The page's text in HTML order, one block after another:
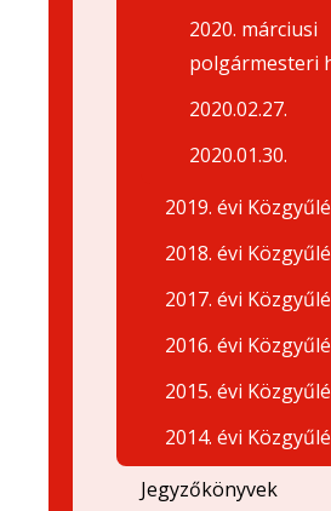
2020. márciusi
polgármesteri
2020.02.27.
2020.01.30.
2019. évi
2018. évi
2017. évi
2016. évi
2015. évi
2014. évi
Jegyzőkönyvek